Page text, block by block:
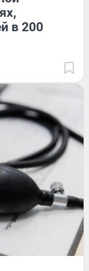
в 200